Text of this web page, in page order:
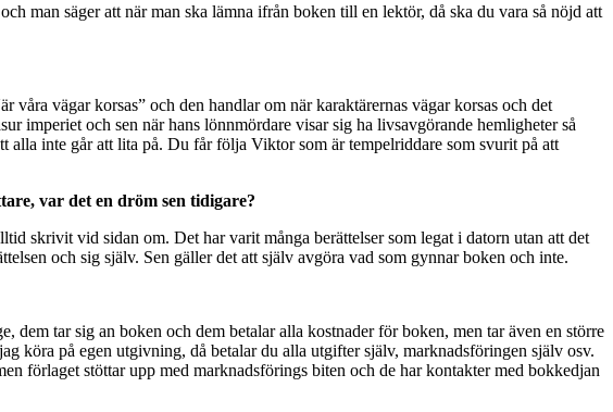
man säger att när man ska lämna ifrån boken till en lektör, då ska du vara så nöjd att
vägar korsas” och den handlar om när karaktärernas vägar korsas och det
imperiet och sen när hans lönnmördare visar sig ha livsavgörande hemligheter så
alla inte går att lita på. Du får följa Viktor som är tempelriddare som svurit på att
var det en dröm sen tidigare?
skrivit vid sidan om. Det har varit många berättelser som legat i datorn utan att det
och sig själv. Sen gäller det att själv avgöra vad som gynnar boken och inte.
tar sig an boken och dem betalar alla kostnader för boken, men tar även en större
köra på egen utgivning, då betalar du alla utgifter själv, marknadsföringen själv osv.
förlaget stöttar upp med marknadsförings biten och de har kontakter med bokkedjan